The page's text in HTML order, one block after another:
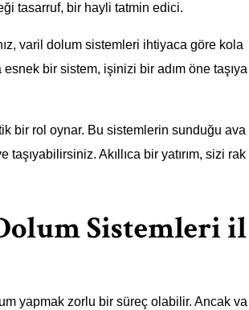
tasarruf, bir hayli tatmin edici.
varil dolum sistemleri ihtiyaca göre kola
bir sistem, işinizi bir adım öne taşıya
bir rol oynar. Bu sistemlerin sunduğu ava
Akıllıca bir yatırım, sizi rak
Sistemleri il
yapmak zorlu bir süreç olabilir. Ancak va